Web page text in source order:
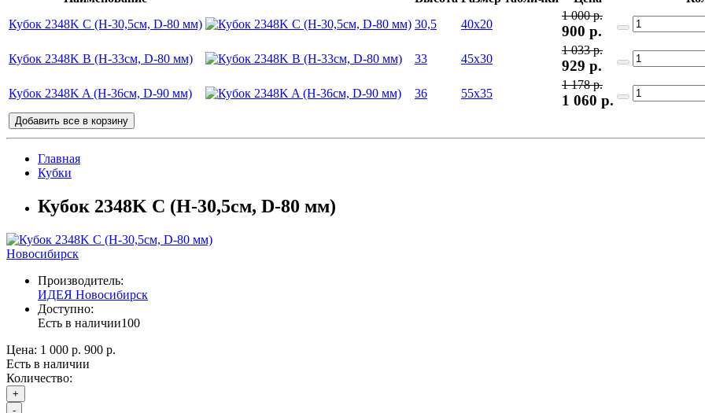
Кубок 2348K C (H-30,5см, D-80 мм)
30,5 40x20
1 000 р.
900 р.
Кубок 2348K B (H-33см, D-80 мм) 33 45х30
1 033 р.
929 р.
Кубок 2348K A (H-36см, D-90 мм) 36 55x35
1 178 р.
1 060 р.
Добавить все в корзину
Главная
Кубки
Кубок 2348K C (H-30,5см, D-80 мм)
Новосибирск
Производитель:
ИДЕЯ Новосибирск
Доступно:
Есть в наличии100
Цена: 1 000 р. 900 р.
Есть в наличии
Количество:
+
-